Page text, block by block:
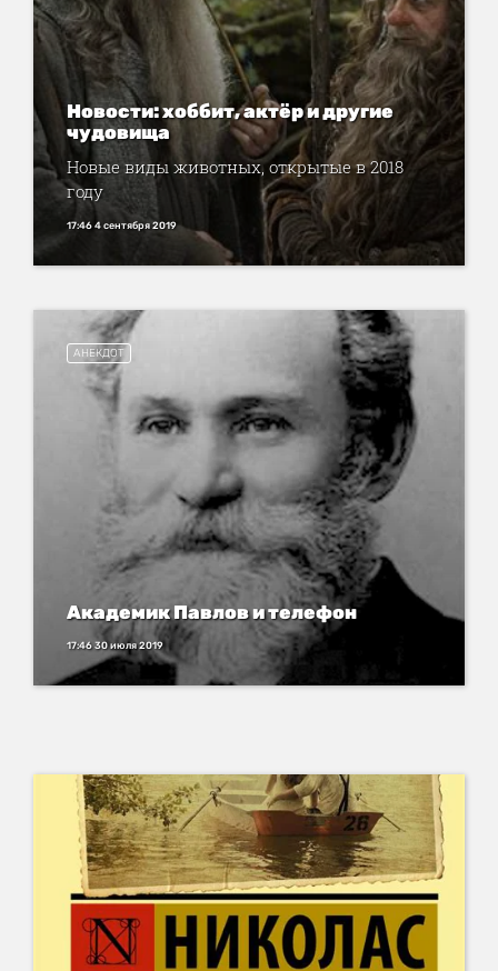
Новости: хоббит, актёр и другие
чудовища
Новые виды животных, открытые в 2018
году
17:46 4 сентября 2019
АНЕКДОТ
Академик Павлов и телефон
17:46 30 июля 2019